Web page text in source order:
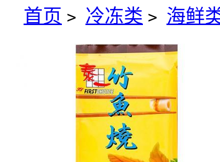
首页 > 冷冻类 > 海鲜